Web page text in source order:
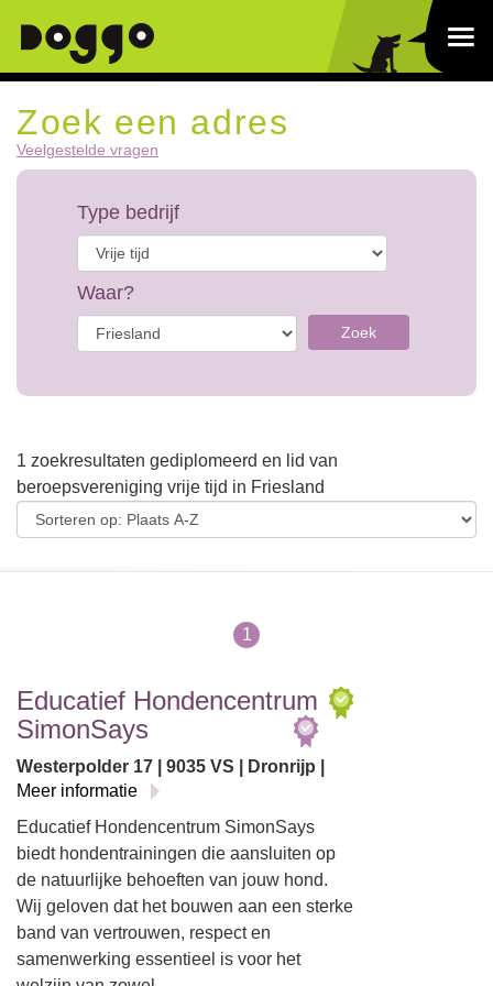
Zoek een adres
Veelgestelde vragen
Type bedrijf
Waar?
Zoek
1 zoekresultaten gediplomeerd en lid van
beroepsvereniging vrije tijd in Friesland
1
Educatief Hondencentrum
SimonSays
Westerpolder 17 | 9035 VS | Dronrijp |
Meer informatie
Educatief Hondencentrum SimonSays
biedt hondentrainingen die aansluiten op
de natuurlijke behoeften van jouw hond.
Wij geloven dat het bouwen aan een sterke
band van vertrouwen, respect en
samenwerking essentieel is voor het